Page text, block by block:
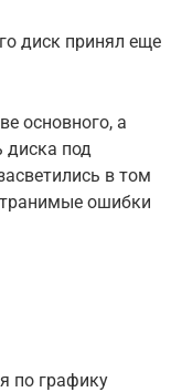
диск принял еще
основного, а
диска под
в том
ошибки
по графику